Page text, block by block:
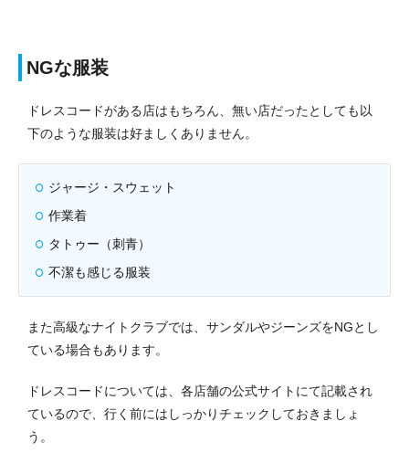
NGな服装
ドレスコードがある店はもちろん、無い店だったとしても以
下のような服装は好ましくありません。
ジャージ・スウェット
作業着
タトゥー（刺青）
不潔も感じる服装
また高級なナイトクラブでは、サンダルやジーンズをNGとし
ている場合もあります。
ドレスコードについては、各店舗の公式サイトにて記載され
ているので、行く前にはしっかりチェックしておきましょ
う。